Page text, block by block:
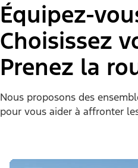
Équipez-
Choisissez
Prenez la
Nous proposons des
pour vous aider à affronter